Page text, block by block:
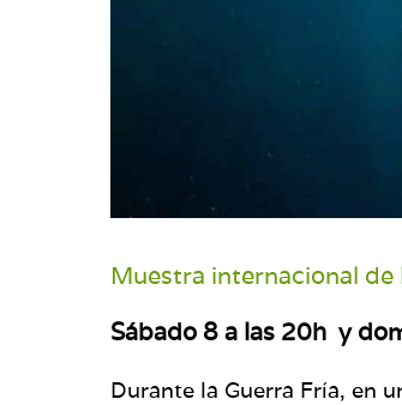
Muestra internacional
Sábado 8 a las 20h y
Durante la Guerra Fría, en